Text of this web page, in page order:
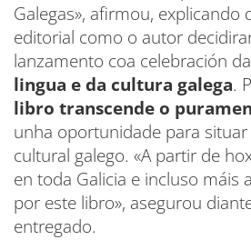
Galegas», afirmou, explicando
editorial como o autor
lanzamento coa celebración
lingua e da cultura galega.
libro transcende o
unha oportunidade para
cultural galego. «A partir de
en toda Galicia e incluso máis
por este libro», asegurou
entregado.